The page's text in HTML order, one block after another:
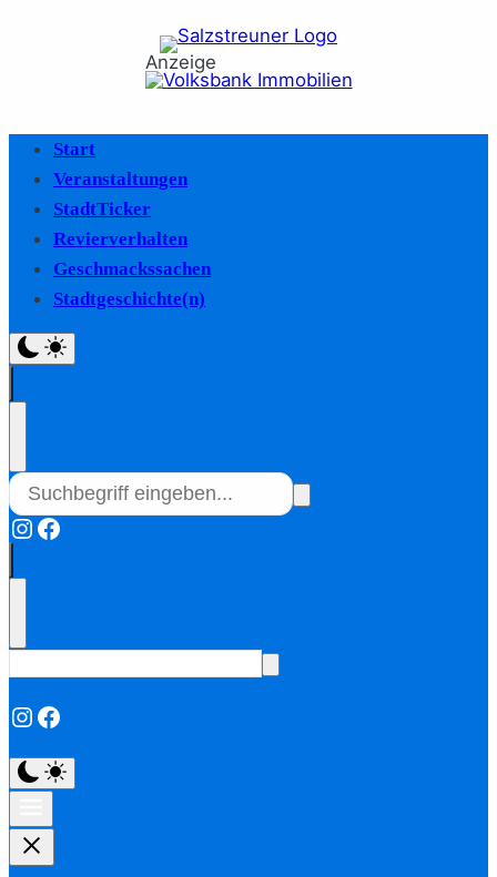
Anzeige
Start
Veranstaltungen
StadtTicker
Revierverhalten
Geschmackssachen
Stadtgeschichte(n)
Instagram
Facebook
Instagram
Facebook